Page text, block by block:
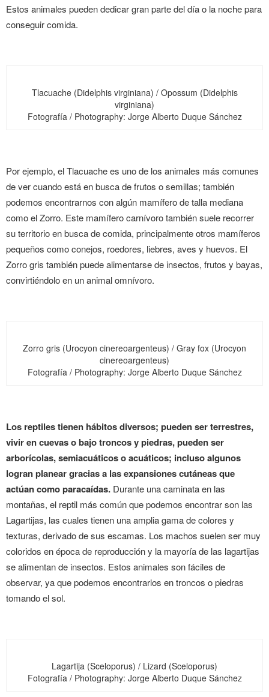
Estos animales pueden dedicar gran parte del día o la noche para
conseguir comida.
Tlacuache (Didelphis virginiana) / Opossum (Didelphis
virginiana)
Fotografía / Photography: Jorge Alberto Duque Sánchez
Por ejemplo, el Tlacuache es uno de los animales más comunes
de ver cuando está en busca de frutos o semillas; también
podemos encontrarnos con algún mamífero de talla mediana
como el Zorro. Este mamífero carnívoro también suele recorrer
su territorio en busca de comida, principalmente otros mamíferos
pequeños como conejos, roedores, liebres, aves y huevos. El
Zorro gris también puede alimentarse de insectos, frutos y bayas,
convirtiéndolo en un animal omnívoro.
Zorro gris (Urocyon cinereoargenteus) / Gray fox (Urocyon
cinereoargenteus)
Fotografía / Photography: Jorge Alberto Duque Sánchez
Los reptiles tienen hábitos diversos; pueden ser terrestres,
vivir en cuevas o bajo troncos y piedras, pueden ser
arborícolas, semiacuáticos o acuáticos; incluso algunos
logran planear gracias a las expansiones cutáneas que
actúan como paracaídas. Durante una caminata en las
montañas, el reptil más común que podemos encontrar son las
Lagartijas, las cuales tienen una amplia gama de colores y
texturas, derivado de sus escamas. Los machos suelen ser muy
coloridos en época de reproducción y la mayoría de las lagartijas
se alimentan de insectos. Estos animales son fáciles de
observar, ya que podemos encontrarlos en troncos o piedras
tomando el sol.
Lagartija (Sceloporus) / Lizard (Sceloporus)
Fotografía / Photography: Jorge Alberto Duque Sánchez